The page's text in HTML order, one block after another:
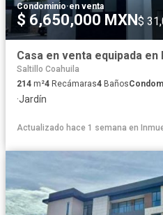
Condominio·en venta
$ 6,650,000 MXN$
Saltillo Coahuila
214 m²4 Recámaras4 Baños
·Jardín
Actualizado hace 1 semana en